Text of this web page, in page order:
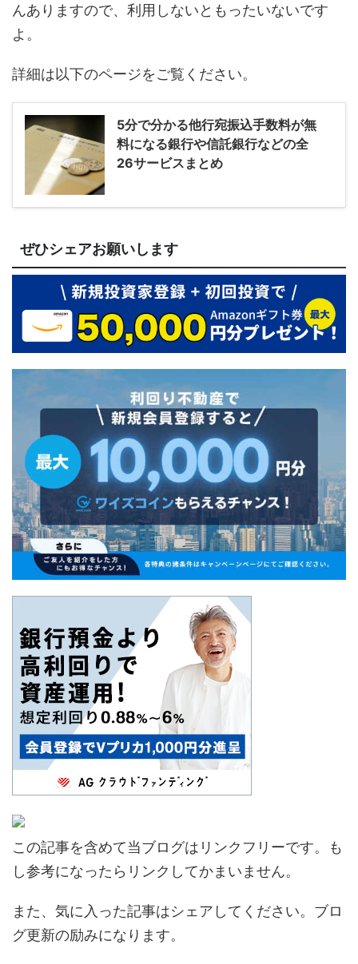
んありますので、利用しないともったいないです
よ。
詳細は以下のページをご覧ください。
5分で分かる他行宛振込手数料が無
料になる銀行や信託銀行などの全
26サービスまとめ
ぜひシェアお願いします
この記事を含めて当ブログはリンクフリーです。も
し参考になったらリンクしてかまいません。
また、気に入った記事はシェアしてください。ブロ
グ更新の励みになります。